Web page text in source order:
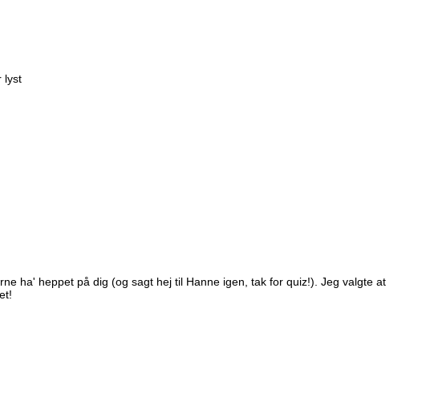
lyst
ha' heppet på dig (og sagt hej til Hanne igen, tak for quiz!). Jeg valgte at